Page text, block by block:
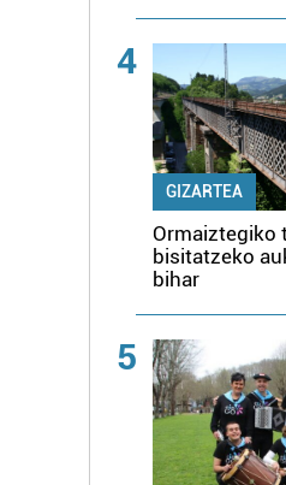
4
GIZARTEA
Ormaiztegiko
bisitatzeko
bihar
5